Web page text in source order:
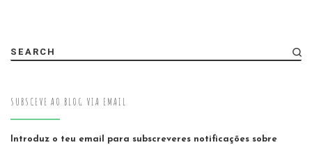
SEARCH
SUBSCEVE AO BLOG VIA EMAIL
Introduz o teu email para subscreveres notificações sobre